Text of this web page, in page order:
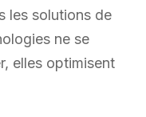
les solutions de
ne se
elles optimisent